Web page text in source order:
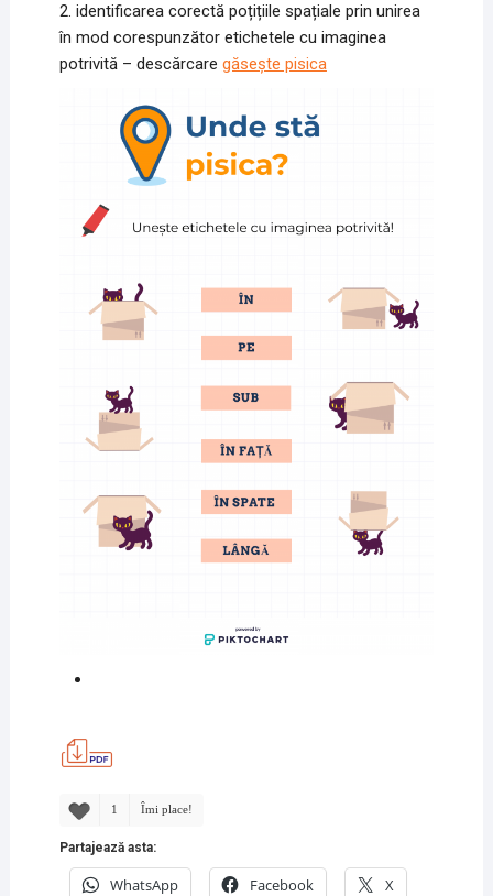
2. identificarea corectă poțițiile spațiale prin unirea
în mod corespunzător etichetele cu imaginea
potrivită – descărcare găsește pisica
1 Îmi place!
Partajează asta:
WhatsApp Facebook X